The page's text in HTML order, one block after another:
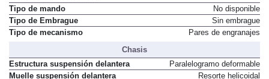
Número de velocidades
1
Tipo de mando
No disponible
Tipo de Embrague
Sin embrague
Chasis
Estructura suspensión delantera
Paralelogramo deformable